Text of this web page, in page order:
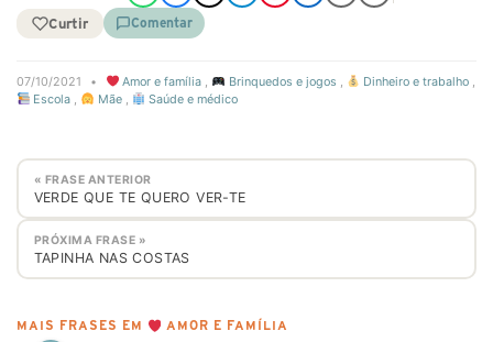
Curtir Comentar
07/10/2021 • Amor e família , Brinquedos e jogos , Dinheiro e trabalho ,
Escola , Mãe, Saúde e médico
« FRASE ANTERIOR
VERDE QUE TE QUERO VER-TE
PRÓXIMA FRASE »
TAPINHA NAS COSTAS
MAIS FRASES EM AMOR E FAMÍLIA